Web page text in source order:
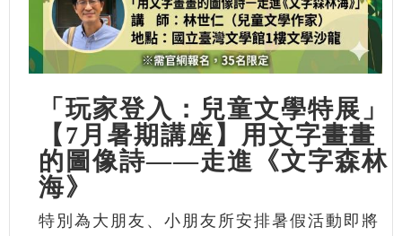
「玩家登入：兒童文學特展」
【7月暑期講座】用文字畫畫
的圖像詩——走進《文字森林
海》
特別為大朋友、小朋友所安排暑假活動即將